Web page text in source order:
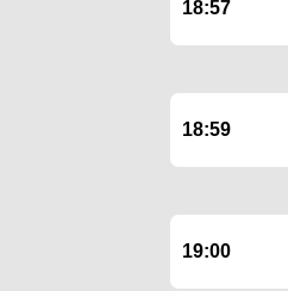
18:57
18:59
19:00